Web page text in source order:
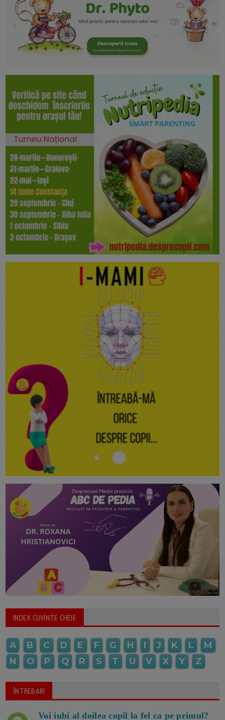
INDEX CUVINTE CHEIE
A B C D E F G H I J K L
M
N
O P Q R S T U V X Y Z
ÎNTREBARI
Voi iubi al doilea copil la fel ca pe primul?